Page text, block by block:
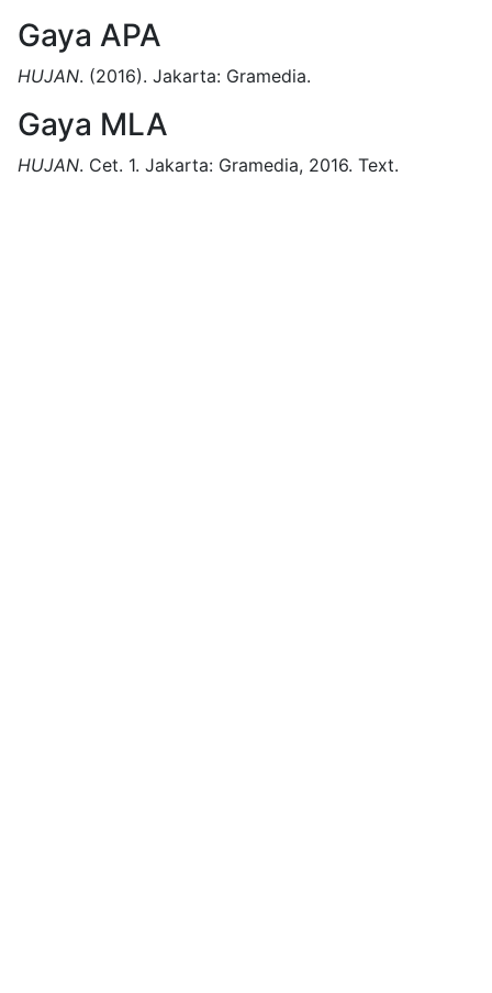
Gaya APA
HUJAN. (2016). Jakarta: Gramedia.
Gaya MLA
HUJAN. Cet. 1. Jakarta: Gramedia, 2016. Text.